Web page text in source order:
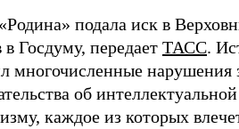
подала иск в
Госдуму, передает ТАСС.
многочисленные нарушения
об
каждое из которых